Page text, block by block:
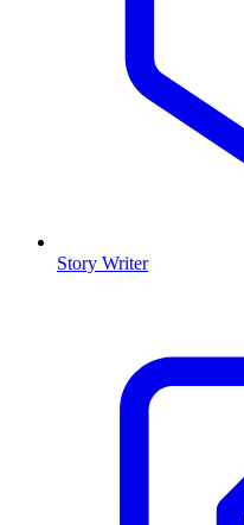
Story Writer